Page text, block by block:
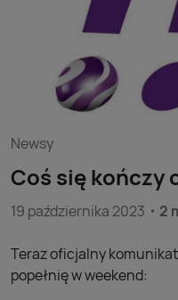
Newsy
Coś się kończy
19 października 2023 2
Teraz oficjalny
popełnię w weekend: